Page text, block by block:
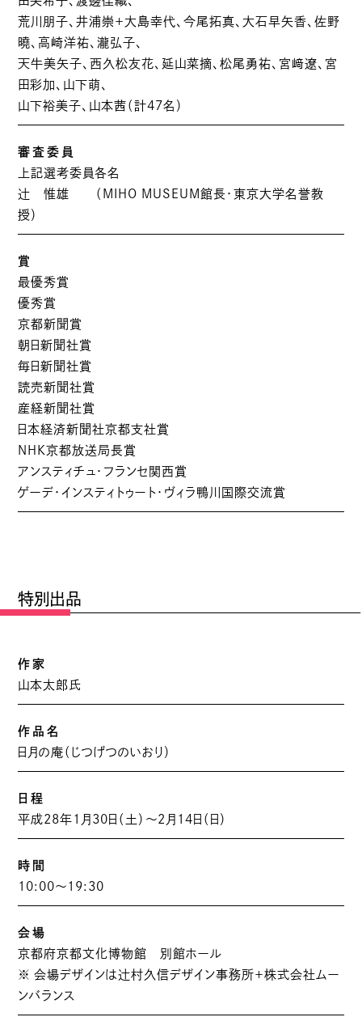
荒川朋子、井浦崇＋大島幸代、今尾拓真、大石早矢香、佐野
曉、高崎洋祐、瀧弘子、
天牛美矢子、西久松友花、延山菜摘、松尾勇祐、宮﨑遼、宮
田彩加、山下萌、
山下裕美子、山本茜（計47名）
審査委員
上記選考委員各名
辻 惟雄 （MIHO MUSEUM館長・東京大学名誉教
授）
賞
最優秀賞
優秀賞
京都新聞賞
朝日新聞社賞
毎日新聞社賞
読売新聞社賞
産経新聞社賞
日本経済新聞社京都支社賞
NHK京都放送局長賞
アンスティチュ・フランセ関西賞
ゲーデ・インスティトゥート・ヴィラ鴨川国際交流賞
特別出品
作家
山本太郎氏
作品名
日月の庵（じつげつのいおり）
日程
平成28年1月30日（土）～2月14日（日）
時間
10:00〜19:30
会場
京都府京都文化博物館 別館ホール
※ 会場デザインは辻村久信デザイン事務所＋株式会社ムー
ンバランス